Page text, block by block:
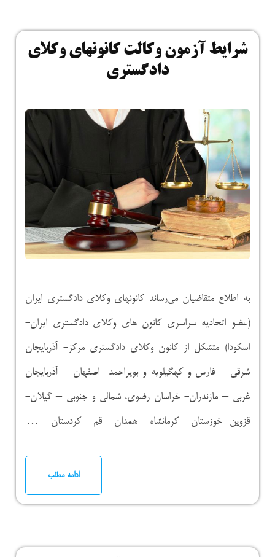
شرایط آزمون وکالت کانونهای وکلای
دادگستری
به اطلاع متقاضیان می‌رساند کانونهای وکلای دادگستری ایران
(عضو اتحادیه سراسری کانون های وکلای دادگستری ایران-
اسکودا) متشکل از کانون وکلای دادگستری مرکز- آذربایجان
شرقی – فارس و کهگیلویه و بویراحمد- اصفهان – آذربایجان
غربی – مازندران- خراسان رضوی، شمالی و جنوبی – گیلان-
قزوین- خوزستان – کرمانشاه – همدان – قم – کردستان – …
ادامه مطلب